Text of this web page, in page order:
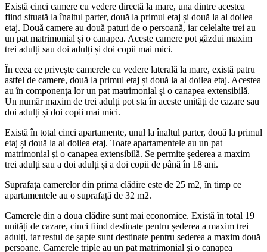
Există cinci camere cu vedere directă la mare, una dintre acestea
fiind situată la înaltul parter, două la primul etaj și două la al doilea
etaj. Două camere au două paturi de o persoană, iar celelalte trei au
un pat matrimonial și o canapea. Aceste camere pot găzdui maxim
trei adulți sau doi adulți și doi copii mai mici.
În ceea ce privește camerele cu vedere laterală la mare, există patru
astfel de camere, două la primul etaj și două la al doilea etaj. Acestea
au în componența lor un pat matrimonial și o canapea extensibilă.
Un număr maxim de trei adulți pot sta în aceste unități de cazare sau
doi adulți și doi copii mai mici.
Există în total cinci apartamente, unul la înaltul parter, două la primul
etaj și două la al doilea etaj. Toate apartamentele au un pat
matrimonial și o canapea extensibilă. Se permite șederea a maxim
trei adulți sau a doi adulți și a doi copii de până în 18 ani.
Suprafața camerelor din prima clădire este de 25 m2, în timp ce
apartamentele au o suprafață de 32 m2.
Camerele din a doua clădire sunt mai economice. Există în total 19
unități de cazare, cinci fiind destinate pentru șederea a maxim trei
adulți, iar restul de șapte sunt destinate pentru șederea a maxim două
persoane. Camerele triple au un pat matrimonial și o canapea